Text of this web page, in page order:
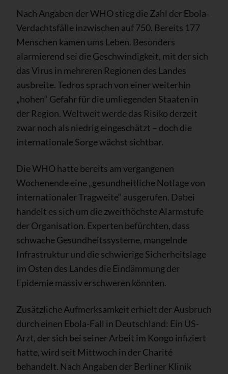
Nach Angaben der WHO stieg die Zahl der Ebola-
Verdachtsfälle inzwischen auf 750. Bereits 177
Menschen kamen ums Leben. Besonders
alarmierend sei die Geschwindigkeit, mit der sich
das Virus in mehreren Regionen des Landes
ausbreite. Tedros sprach von einer weiterhin
„hohen“ Gefahr für die umliegenden Staaten in
der Region. Weltweit werde das Risiko derzeit
zwar noch als niedrig eingeschätzt – doch die
internationale Sorge wächst sichtbar.
Die WHO hatte bereits am vergangenen
Wochenende eine „gesundheitliche Notlage von
internationaler Tragweite“ ausgerufen. Dabei
handelt es sich um die zweithöchste Alarmstufe
der Organisation. Experten befürchten, dass
schwache Gesundheitssysteme, mangelnde
Infrastruktur und die schwierige Sicherheitslage
im Osten des Landes die Eindämmung der
Epidemie massiv erschweren könnten.
Zusätzliche Aufmerksamkeit erhielt der Ausbruch
durch einen Ebola-Fall in Deutschland: Ein US-
Arzt, der sich bei seiner Arbeit im Kongo infiziert
hatte, wird seit Mittwoch in der Charité
behandelt. Nach Angaben der Berliner Klinik